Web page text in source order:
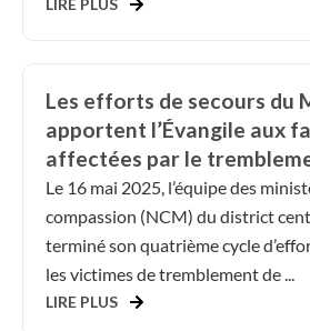
LIRE PLUS
Les efforts de secours du
apportent l’Évangile aux
affectées par le
Le 16 mai 2025, l’équipe des
compassion (NCM) du district
terminé son quatrième cycle
les victimes de tremblement de ...
LIRE PLUS